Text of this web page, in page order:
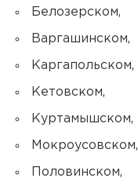
Белозерском,
Варгашинском,
Каргапольском,
Кетовском,
Куртамышском,
Мокроусовском,
Половинском,